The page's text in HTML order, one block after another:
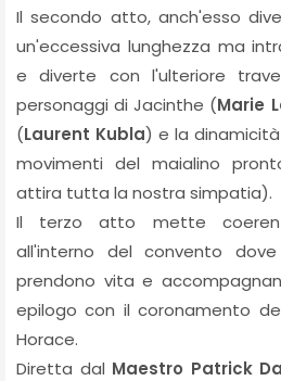
Il secondo atto, anch'esso
un'eccessiva lunghezza ma
e diverte con l'ulteriore
personaggi di Jacinthe (Marie
(Laurent Kubla) e la
movimenti del maialino
attira tutta la nostra simpatia).
Il terzo atto mette
all'interno del convento
prendono vita e
epilogo con il coronamento
Horace.
Diretta dal Maestro Patrick